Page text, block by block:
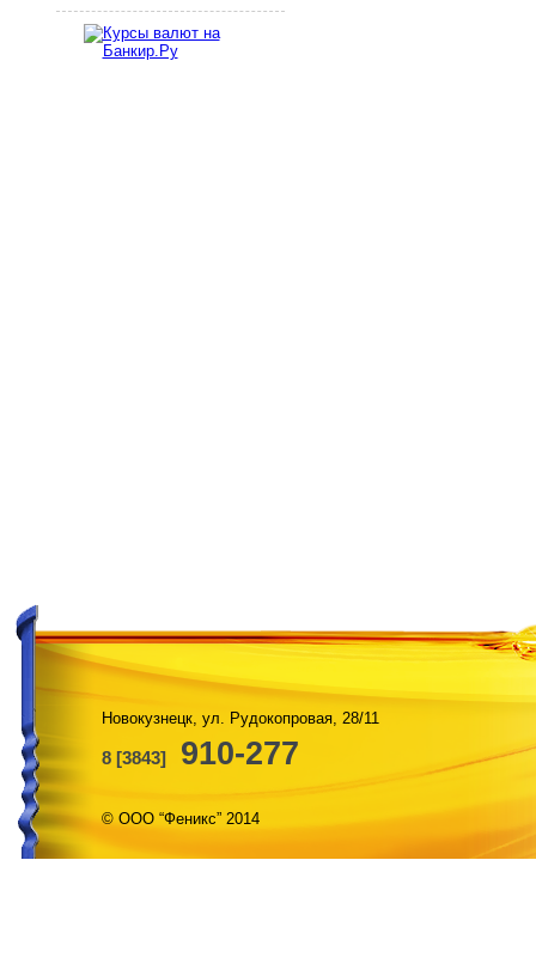
Новокузнецк, ул. Рудокопровая, 28/11
8 [3843] 910-277
© ООО “Феникс” 2014